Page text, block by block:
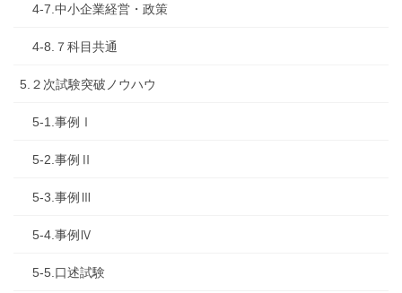
4-7.中小企業経営・政策
4-8.７科目共通
5.２次試験突破ノウハウ
5-1.事例Ⅰ
5-2.事例Ⅱ
5-3.事例Ⅲ
5-4.事例Ⅳ
5-5.口述試験